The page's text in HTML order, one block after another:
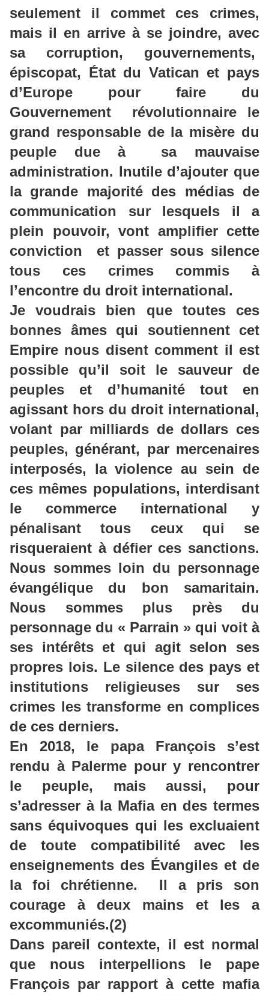
seulement il commet ces crimes,
mais il en arrive à se joindre, avec
sa corruption, gouvernements,
épiscopat, État du Vatican et pays
d’Europe pour faire du
Gouvernement révolutionnaire le
grand responsable de la misère du
peuple due à sa mauvaise
administration. Inutile d’ajouter que
la grande majorité des médias de
communication sur lesquels il a
plein pouvoir, vont amplifier cette
conviction et passer sous silence
tous ces crimes commis à
l’encontre du droit international.
Je voudrais bien que toutes ces
bonnes âmes qui soutiennent cet
Empire nous disent comment il est
possible qu’il soit le sauveur de
peuples et d’humanité tout en
agissant hors du droit international,
volant par milliards de dollars ces
peuples, générant, par mercenaires
interposés, la violence au sein de
ces mêmes populations, interdisant
le commerce international y
pénalisant tous ceux qui se
risqueraient à défier ces sanctions.
Nous sommes loin du personnage
évangélique du bon samaritain.
Nous sommes plus près du
personnage du « Parrain » qui voit à
ses intérêts et qui agit selon ses
propres lois. Le silence des pays et
institutions religieuses sur ses
crimes les transforme en complices
de ces derniers.
En 2018, le papa François s’est
rendu à Palerme pour y rencontrer
le peuple, mais aussi, pour
s’adresser à la Mafia en des termes
sans équivoques qui les excluaient
de toute compatibilité avec les
enseignements des Évangiles et de
la foi chrétienne. Il a pris son
courage à deux mains et les a
excommuniés.(2)
Dans pareil contexte, il est normal
que nous interpellions le pape
François par rapport à cette mafia